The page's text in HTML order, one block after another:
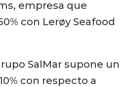
empresa que
con Lerøy Seafood
SalMar supone un
con respecto a